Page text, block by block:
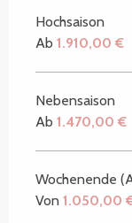
Hochsaison
Ab 1.910,00 €
Nebensaison
Ab 1.470,00 €
Wochenende
Von 1.050,00